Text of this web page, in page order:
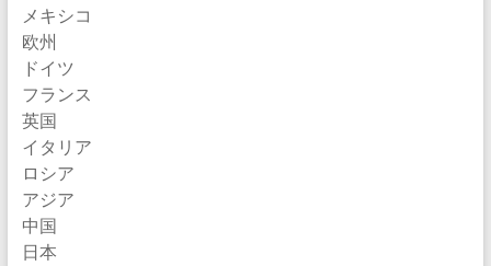
メキシコ
欧州
ドイツ
フランス
英国
イタリア
ロシア
アジア
中国
日本